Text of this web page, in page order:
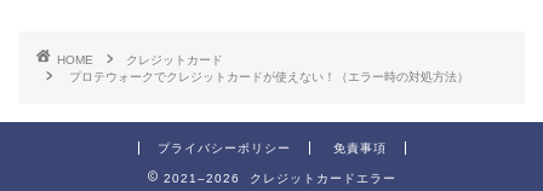
HOME
クレジットカード
プロテウォークでクレジットカードが使えない！（エラー時の対処方法）
プライバシーポリシー 免責事項
2021–2026 クレジットカードエラー